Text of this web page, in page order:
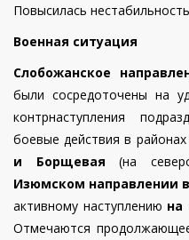
Повысилась
Военная ситуация
Слобожанское
были сосредоточены на
контрнаступления
боевые действия в
и Борщевая (на
Изюмском направлении
активному наступлению на
Отмечаются